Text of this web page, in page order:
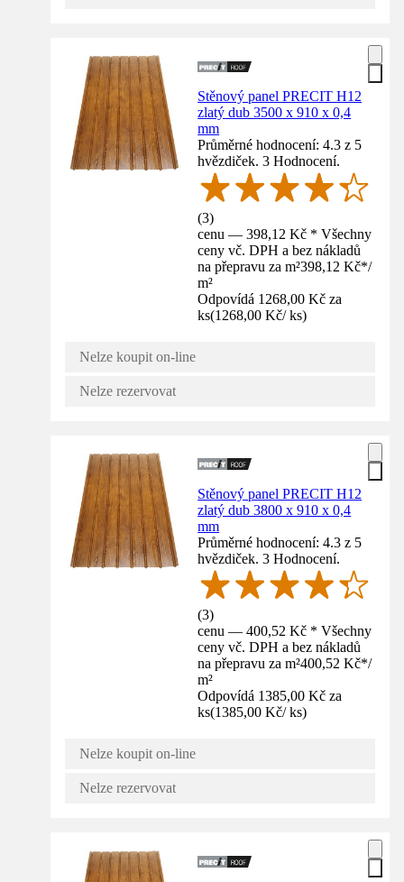
Stěnový panel PRECIT H12
zlatý dub 3500 x 910 x 0,4
mm
Průměrné hodnocení: 4.3 z 5
hvězdiček. 3 Hodnocení.
(3)
cenu — 398,12 Kč * Všechny
ceny vč. DPH a bez nákladů
na přepravu za m²398,12 Kč*/
m²
Odpovídá 1268,00 Kč za
ks(1268,00 Kč/ ks)
Nelze koupit on-line
Nelze rezervovat
Stěnový panel PRECIT H12
zlatý dub 3800 x 910 x 0,4
mm
Průměrné hodnocení: 4.3 z 5
hvězdiček. 3 Hodnocení.
(3)
cenu — 400,52 Kč * Všechny
ceny vč. DPH a bez nákladů
na přepravu za m²400,52 Kč*/
m²
Odpovídá 1385,00 Kč za
ks(1385,00 Kč/ ks)
Nelze koupit on-line
Nelze rezervovat